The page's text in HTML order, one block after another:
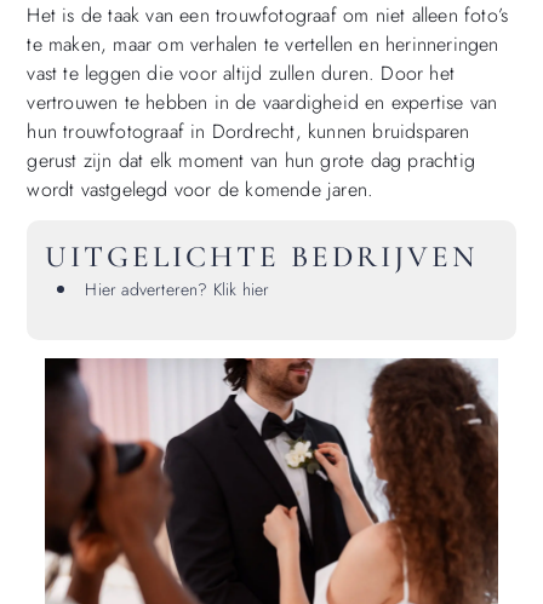
Het is de taak van een trouwfotograaf om niet alleen foto’s
te maken, maar om verhalen te vertellen en herinneringen
vast te leggen die voor altijd zullen duren. Door het
vertrouwen te hebben in de vaardigheid en expertise van
hun trouwfotograaf in Dordrecht, kunnen bruidsparen
gerust zijn dat elk moment van hun grote dag prachtig
wordt vastgelegd voor de komende jaren.
UITGELICHTE BEDRIJVEN
Hier adverteren? Klik hier